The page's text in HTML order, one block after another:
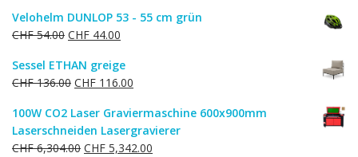
war:
CHF 1,367.00
ist:
Velohelm DUNLOP 53 - 55 cm grün
CHF54.00 Ursprünglicher
war:
CHF 54.00
CHF 44.00
ist:
CHF 44.00.
Sessel ETHAN greige
CHF136.00 Ursprünglicher
war:
CHF 136.00
CHF 116.00
ist:
CHF 116.00.
100W CO2 Laser Graviermaschine 600x900mm
Laserschneiden Lasergravierer
CHF6,304.00 Ursprünglicher
CHF 5,342.00